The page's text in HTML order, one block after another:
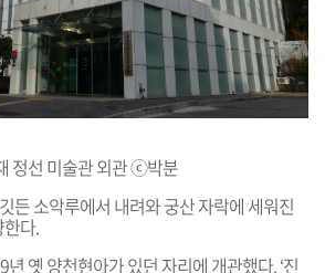
정선 미술관 외관 ⓒ박분
든 소악루에서 내려와 궁산 자락에 세워진
다.
옛 양천현아가 있던 자리에 개관했다. ‘진